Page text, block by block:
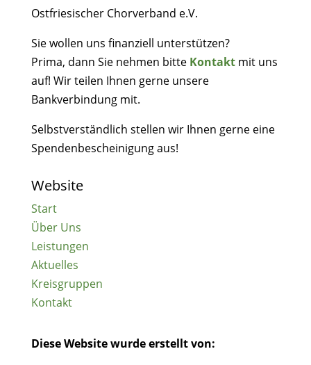
Ostfriesischer Chorverband e.V.
Sie wollen uns finanziell unterstützen?
Prima, dann Sie nehmen bitte Kontaktmit uns
auf! Wir teilen Ihnen gerne unsere
Bankverbindung mit.
Selbstverständlich stellen wir Ihnen gerne eine
Spendenbescheinigung aus!
Website
Start
Über Uns
Leistungen
Aktuelles
Kreisgruppen
Kontakt
Diese Website wurde erstellt von: